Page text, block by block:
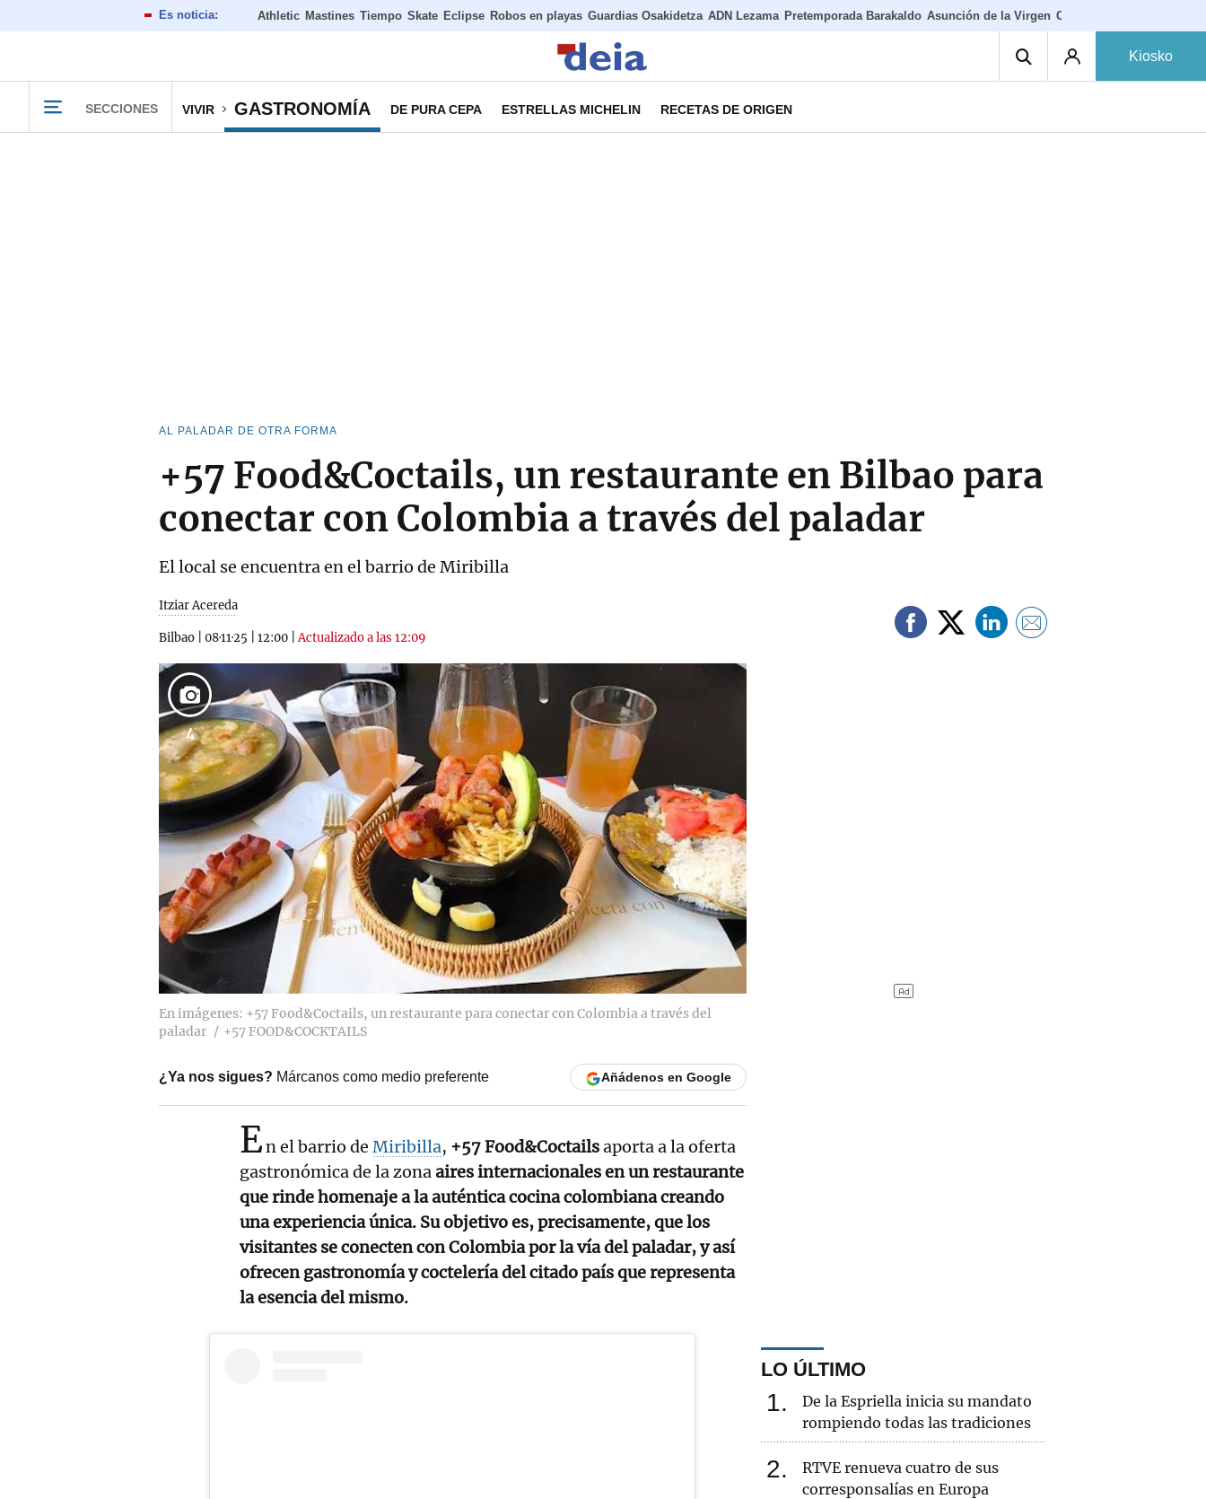
Athletic Mastines Tiempo Skate Eclipse Robos en playas Guardias Osakidetza ADN Lezama Pretemporada Barakaldo Asunción de la Virgen Casa Targaryen
Kiosko
SECCIONES VIVIR GASTRONOMÍA DE PURA CEPA ESTRELLAS MICHELIN RECETAS DE ORIGEN
AL PALADAR DE OTRA FORMA
+57 Food&Coctails, un restaurante en Bilbao para
conectar con Colombia a través del paladar
El local se encuentra en el barrio de Miribilla
Itziar Acereda
Bilbao 08·11·25 12:00 |Actualizado a las 12:09
4
En imágenes: +57 Food&Coctails, un restaurante para conectar con Colombia a través del
paladar
+57 FOOD&COCKTAILS
¿Ya nos sigues? Márcanos como medio preferente Añádenos en Google
En el barrio de Miribilla, +57 Food&Coctailsaporta a la oferta
gastronómica de la zonaaires internacionales en un restaurante
que rinde homenaje a la auténtica cocina colombiana creando
una experiencia única. Su objetivo es, precisamente, que los
visitantes se conecten con Colombia por la vía del paladar, y así
ofrecen gastronomía y coctelería del citado país que representa
la esencia del mismo.
LO ÚLTIMO
1
De la Espriella inicia su mandato
rompiendo todas las tradiciones
2
RTVE renueva cuatro de sus
corresponsalías en Europa